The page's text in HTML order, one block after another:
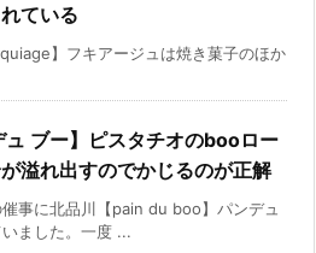
ている
】フキアージュは焼き菓子のほか
ュ ブー】ピスタチオのbooロー
溢れ出すのでかじるのが正解
事に北品川【pain du boo】パンデュ
ました。一度 ...